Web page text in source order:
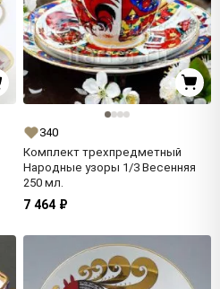
340
Комплект трехпредметный
Народные узоры 1/3 Весенняя
250 мл.
7 464 ₽